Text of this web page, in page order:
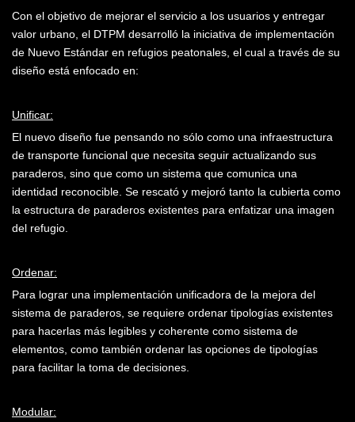
Con el objetivo de mejorar el servicio a los usuarios y entregar
valor urbano, el DTPM desarrolló la iniciativa de implementación
de Nuevo Estándar en refugios peatonales, el cual a través de su
diseño está enfocado en:
Unificar:
El nuevo diseño fue pensando no sólo como una infraestruc­tura
de transporte funcional que necesita seguir actuali­zando sus
paraderos, sino que como un sistema que comunica una
identidad reconocible. Se rescató y mejoró tanto la cubierta como
la estructura de paraderos existentes para en­fatizar una imagen
del refugio.
Ordenar:
Para lograr una implementa­ción unificadora de la mejora del
sistema de paraderos, se requiere ordenar tipologías existentes
para hacerlas más legibles y coherente como sistema de
elementos, como también ordenar las opciones de tipologías
para facilitar la toma de decisiones.
Modular: